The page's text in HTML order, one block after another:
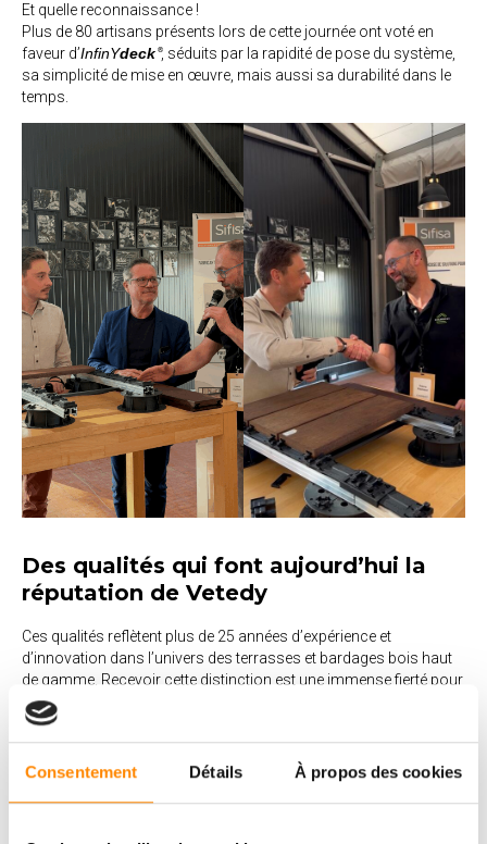
Consentement Détails À propos des cookies
Et quelle reconnaissance !
Plus de 80 artisans présents lors de cette journée ont voté en
faveur d’InfinYdeck ®, séduits par la rapidité de pose du système,
sa simplicité de mise en œuvre, mais aussi sa durabilité dans le
temps.
Des qualités qui font aujourd’hui la
réputation de Vetedy
Ces qualités reflètent plus de 25 années d’expérience et
d’innovation dans l’univers des terrasses et bardages bois haut
de gamme. Recevoir cette distinction est une immense fierté pour
toute notre équipe. Au-delà du prix lui-même, c’est surtout une
belle validation du travail réalisé depuis des années pour
développer des solutions toujours plus intelligentes, fiables et
confortables à installer sur chantier.